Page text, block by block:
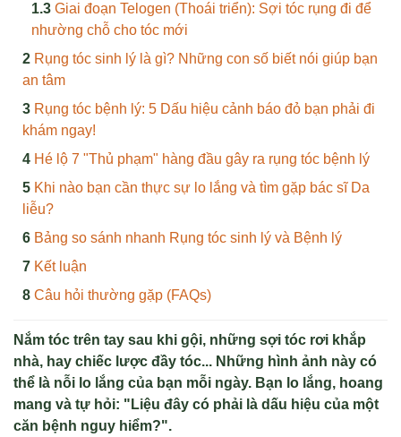
Giai đoạn Telogen (Thoái triển): Sợi tóc rụng đi để
nhường chỗ cho tóc mới
Rụng tóc sinh lý là gì? Những con số biết nói giúp bạn
an tâm
Rụng tóc bệnh lý: 5 Dấu hiệu cảnh báo đỏ bạn phải đi
khám ngay!
Hé lộ 7 "Thủ phạm" hàng đầu gây ra rụng tóc bệnh lý
Khi nào bạn cần thực sự lo lắng và tìm gặp bác sĩ Da
liễu?
Bảng so sánh nhanh Rụng tóc sinh lý và Bệnh lý
Kết luận
Câu hỏi thường gặp (FAQs)
Nắm tóc trên tay sau khi gội, những sợi tóc rơi khắp
nhà, hay chiếc lược đầy tóc... Những hình ảnh này có
thể là nỗi lo lắng của bạn mỗi ngày. Bạn lo lắng, hoang
mang và tự hỏi: "Liệu đây có phải là dấu hiệu của một
căn bệnh nguy hiểm?".